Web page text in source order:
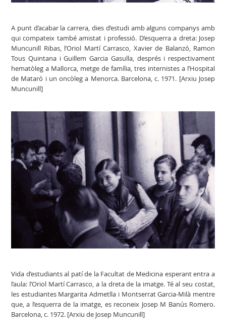
A punt d’acabar la carrera, dies d’estudi amb alguns companys amb
qui compateix també amistat i professió. D’esquerra a dreta: Josep
Muncunill Ribas, l’Oriol Martí Carrasco, Xavier de Balanzó, Ramon
Tous Quintana i Guillem Garcia Gasulla, després i respectivament
hematòleg a Mallorca, metge de família, tres internistes a l’Hospital
de Mataró i un oncòleg a Menorca. Barcelona, c. 1971. [Arxiu Josep
Muncunill]
Vida d’estudiants al patí de la Facultat de Medicina esperant entra a
l’aula: l’Oriol Martí Carrasco, a la dreta de la imatge. Té al seu costat,
les estudiantes Margarita Admetlla i Montserrat Garcia-Milà mentre
que, a l’esquerra de la imatge, es reconeix Josep M Banús Romero.
Barcelona, c. 1972. [Arxiu de Josep Muncunill]